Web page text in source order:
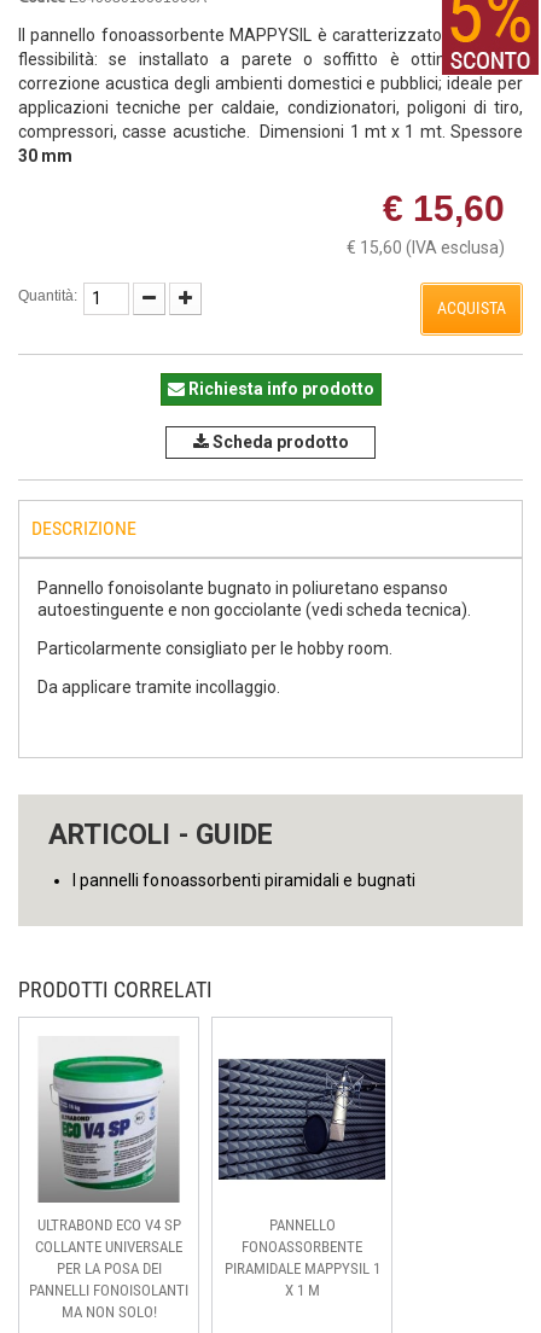
Il pannello fonoassorbente MAPPYSIL è caratterizzato da un'alta
flessibilità: se installato a parete o soffitto è ottimo per la
correzione acustica degli ambienti domestici e pubblici; ideale per
applicazioni tecniche per caldaie, condizionatori, poligoni di tiro,
compressori, casse acustiche. Dimensioni 1 mt x 1 mt. Spessore
30 mm
€ 15,60
€ 15,60 (IVA esclusa)
Quantità:
ACQUISTA
Richiesta info prodotto
Scheda prodotto
DESCRIZIONE
Pannello fonoisolante bugnato in poliuretano espanso
autoestinguente e non gocciolante (vedi scheda tecnica).
Particolarmente consigliato per le hobby room.
Da applicare tramite incollaggio.
ARTICOLI - GUIDE
I pannelli fonoassorbenti piramidali e bugnati
PRODOTTI CORRELATI
ULTRABOND ECO V4 SP
COLLANTE UNIVERSALE
PER LA POSA DEI
PANNELLI FONOISOLANTI
MA NON SOLO!
PANNELLO
FONOASSORBENTE
PIRAMIDALE MAPPYSIL 1
X 1 M